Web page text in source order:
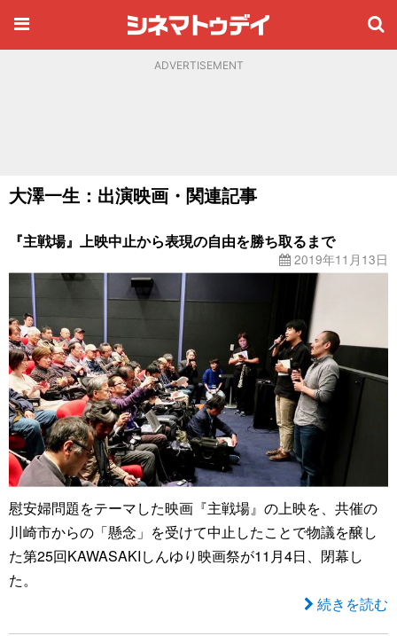
ADVERTISEMENT
大澤一生：出演映画・関連記事
『主戦場』上映中止から表現の自由を勝ち取るまで
2019年11月13日
慰安婦問題をテーマした映画『主戦場』の上映を、共催の
川崎市からの「懸念」を受けて中止したことで物議を醸し
た第25回KAWASAKIしんゆり映画祭が11月4日、閉幕し
た。
続きを読む